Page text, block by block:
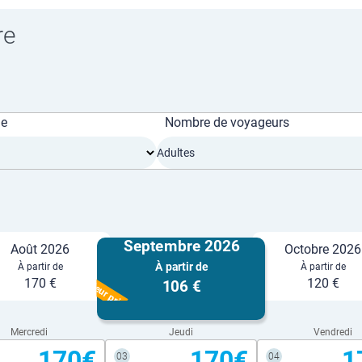
Nombre de voyageurs
Adultes
Août 2026
À partir de
170 €
Septembre 2026
À partir de
106 €
Meilleur prix
Octobre 2026
À partir de
120 €
Mercredi Jeudi Vendredi
03 04